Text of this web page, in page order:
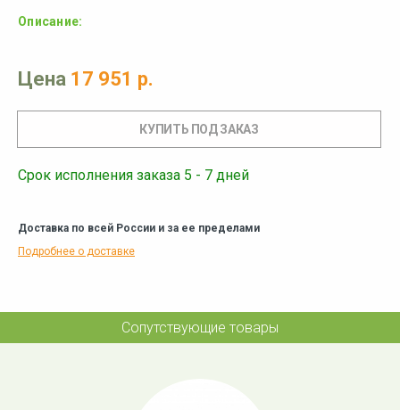
Описание:
Цена 17 951 р.
Срок исполнения заказа 5 - 7 дней
Доставка по всей России и за ее пределами
Подробнее о доставке
Сопутствующие товары